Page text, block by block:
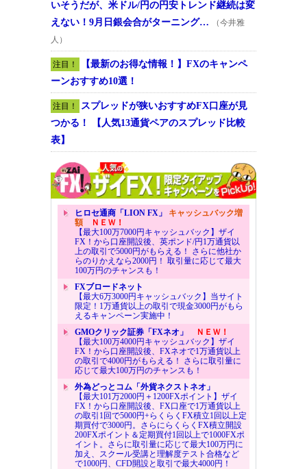
いそうだが、米ドル/円の円安トレンド継続は変
えない！9月日銀会合がターニング…
（今井雅
人）
注目！
【最新のお得な情報！】FXのキャンペ
ーンおすすめ10選！
注目！
スプレッドが狭いおすすめFX口座が見
つかる！ 【人気13通貨ペアのスプレッド比較
表】
ヒロセ通商「LION FX」 キャッシュバック増
額ＮＥＷ！
【最大100万7000円キャッシュバック】ザイ
FX！から口座開設後、英ポンド/円1万通貨以
上の取引で5000円がもらえる！ さらに他社か
らのりかえなら2000円！ 取引量に応じて最大
100万円のチャンスも！
FXブロードネット
【最大6万3000円キャッシュバック】当サイト
限定！1万通貨以上の取引で現金3000円がもら
えるキャンペーン実施中！
GMOクリック証券「FXネオ」
ＮＥＷ！
【最大100万4000円キャッシュバック】ザイ
FX！から口座開設後、FXネオで1万通貨以上
の取引で4000円がもらえる！ さらに取引量に
応じて最大100万円のチャンスも！
外為どっとコム「外貨ネクストネオ」
【最大101万2000円＋1200FXポイント】ザイ
FX！から口座開設後、FX口座で1万通貨以上
の取引1回で5000円+らくらくFX積立1回以上定
期買付で3000円。さらにらくらくFX積立開設
200FXポイント＆定期買付1回以上で1000FXポ
イント。さらに取引量に応じて最大100万円に
加え、スクール受講と理解度テスト合格など
で1000円、CFD開設と取引で最大4000円！